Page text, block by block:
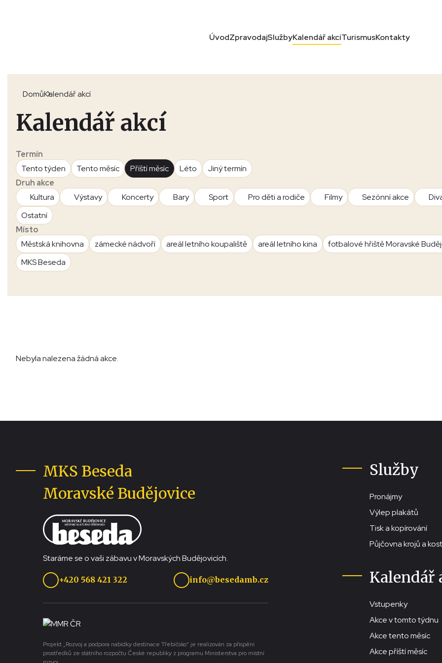
ÚvodZpravodajSlužbyKalendář akcíTurismusKontakty
DomůKalendář akcí
Kalendář akcí
Termín
Tento týden
Tento měsíc Příští měsíc Léto
Jiný termín
Druh akce
Kultura
Výstavy Koncerty Bary Sport Pro děti a rodiče Filmy Sezónní akce
Ostatní
Místo
Městská knihovna
zámecké nádvoří areál letního koupaliště areál letního kina
fotbalové hřiště Moravské
MKS Beseda
Nebyla nalezena žádná akce.
MKS Beseda
Moravské Budějovice
Staráme se o vaši zábavu v Moravských Budějovicích.
+420 568 421 322 info@besedamb.cz
Projekt „Rozvoj a podpora nabídky destinace Třebíčsko“ je realizován za přispění
prostředků ze státního rozpočtu České republiky z programu Ministerstva pro místní
Služby
Pronájmy
Výlep plakátů
Tisk a kopírování
Půjčovna krojů a
Kalendář
Vstupenky
Akce v tomto týdnu
Akce tento měsíc
Akce příští měsíc